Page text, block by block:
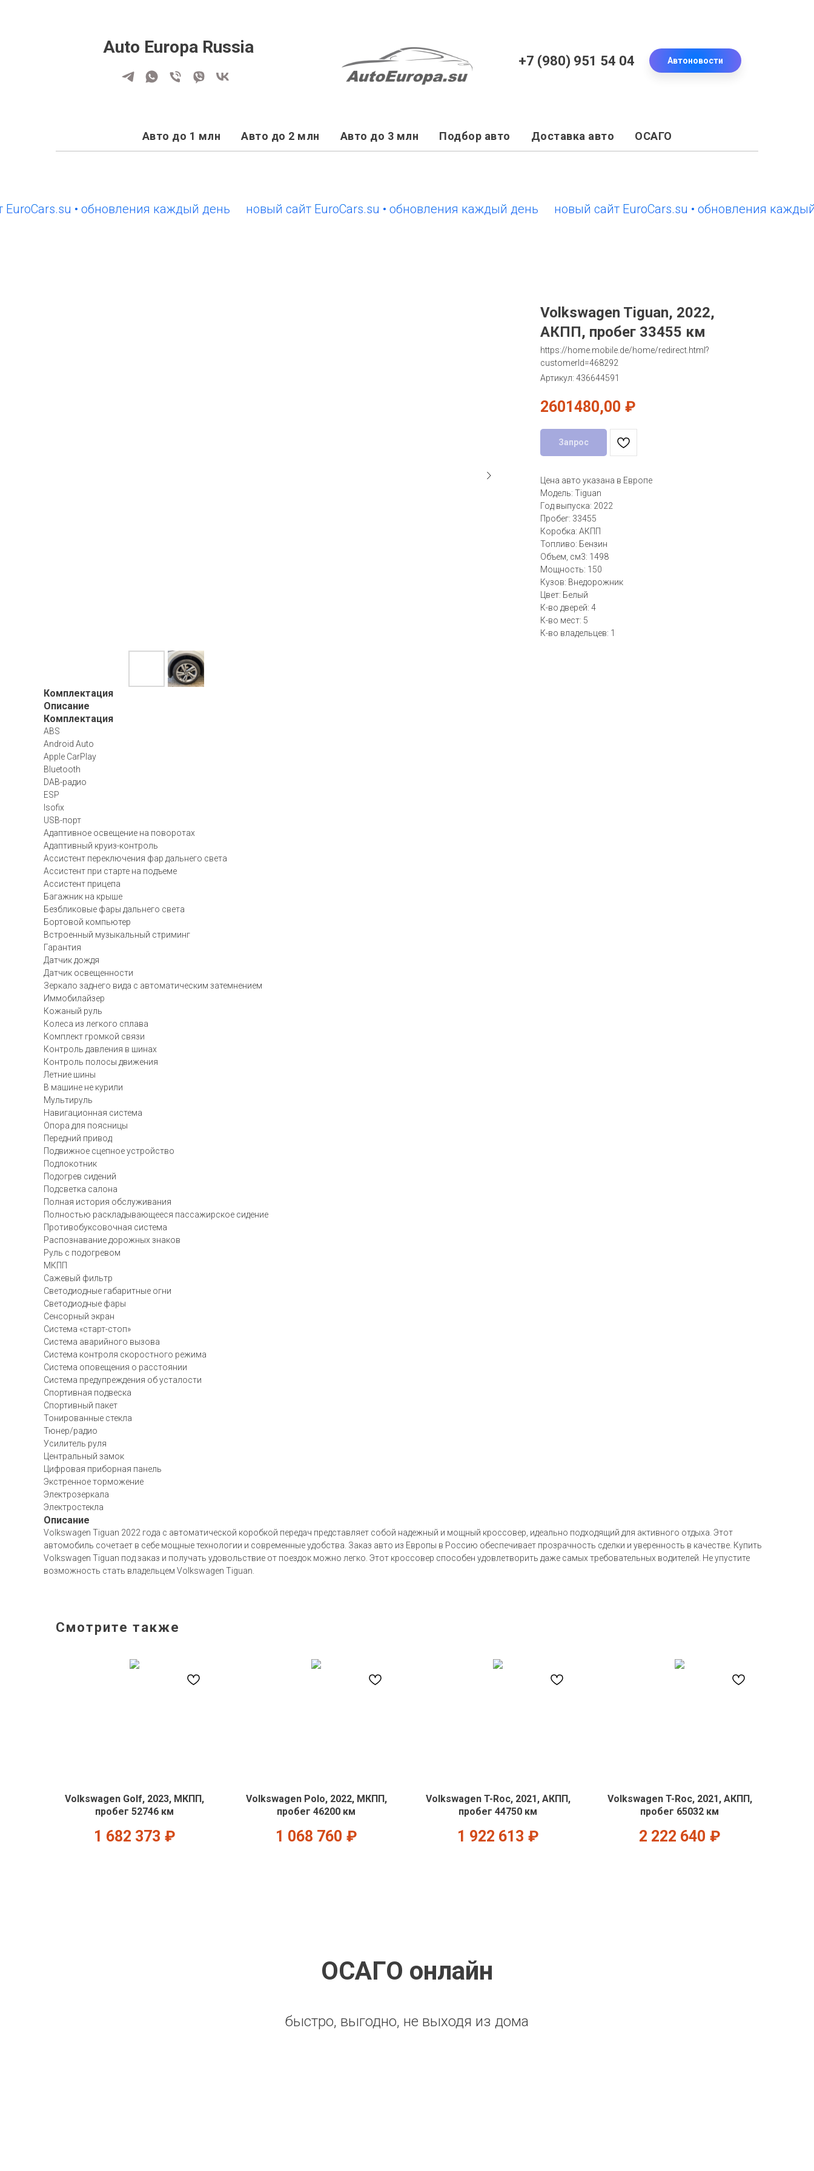
Auto Europa Russia
+7 (980) 951 54 04 Автоновости
Авто до 1 млн Авто до 2 млн Авто до 3 млн Подбор авто Доставка авто ОСАГО
• обновления каждый день новый сайт EuroCars.su • обновления каждый день новый сайт EuroCars.su • обновления каждый
Volkswagen Tiguan, 2022,
АКПП, пробег 33455 км
https://home.mobile.de/home/redirect.html?
customerId=468292
Артикул: 436644591
2601480,00 ₽
Запрос
Цена авто указана в Европе
Модель: Tiguan
Год выпуска: 2022
Пробег: 33455
Коробка: АКПП
Топливо: Бензин
Объем, см3: 1498
Мощность: 150
Кузов: Внедорожник
Цвет: Белый
К-во дверей: 4
К-во мест: 5
К-во владельцев: 1
Комплектация
Описание
Комплектация
ABS
Android Auto
Apple CarPlay
Bluetooth
DAB-радио
ESP
Isofix
USB-порт
Адаптивное освещение на поворотах
Адаптивный круиз-контроль
Ассистент переключения фар дальнего света
Ассистент при старте на подъеме
Ассистент прицепа
Багажник на крыше
Безбликовые фары дальнего света
Бортовой компьютер
Встроенный музыкальный стриминг
Гарантия
Датчик дождя
Датчик освещенности
Зеркало заднего вида с автоматическим затемнением
Иммобилайзер
Кожаный руль
Колеса из легкого сплава
Комплект громкой связи
Контроль давления в шинах
Контроль полосы движения
Летние шины
В машине не курили
Мультируль
Навигационная система
Опора для поясницы
Передний привод
Подвижное сцепное устройство
Подлокотник
Подогрев сидений
Подсветка салона
Полная история обслуживания
Полностью раскладывающееся пассажирское сидение
Противобуксовочная система
Распознавание дорожных знаков
Руль с подогревом
МКПП
Сажевый фильтр
Светодиодные габаритные огни
Светодиодные фары
Сенсорный экран
Система «старт-стоп»
Система аварийного вызова
Система контроля скоростного режима
Система оповещения о расстоянии
Система предупреждения об усталости
Спортивная подвеска
Спортивный пакет
Тонированные стекла
Тюнер/радио
Усилитель руля
Центральный замок
Цифровая приборная панель
Экстренное торможение
Электрозеркала
Электростекла
Описание
Volkswagen Tiguan 2022 года с автоматической коробкой передач представляет собой надежный и мощный кроссовер, идеально подходящий для активного отдыха. Этот
автомобиль сочетает в себе мощные технологии и современные удобства. Заказ авто из Европы в Россию обеспечивает прозрачность сделки и уверенность в качестве. Купить
Volkswagen Tiguan под заказ и получать удовольствие от поездок можно легко. Этот кроссовер способен удовлетворить даже самых требовательных водителей. Не упустите
возможность стать владельцем Volkswagen Tiguan.
Смотрите также
Volkswagen Golf, 2023, МКПП,
пробег 52746 км
1 682 373 ₽
Volkswagen Polo, 2022, МКПП,
пробег 46200 км
1 068 760 ₽
Volkswagen T-Roc, 2021, АКПП,
пробег 44750 км
1 922 613 ₽
Volkswagen T-Roc, 2021, АКПП,
пробег 65032 км
2 222 640 ₽
ОСАГО онлайн
быстро, выгодно, не выходя из дома